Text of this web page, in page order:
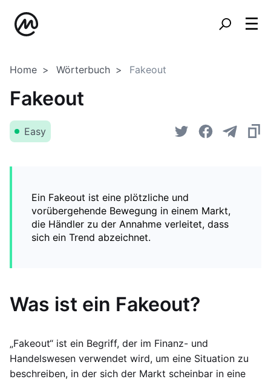
Home Wörterbuch Fakeout
Fakeout
Easy
Ein Fakeout ist eine plötzliche und
vorübergehende Bewegung in einem Markt,
die Händler zu der Annahme verleitet, dass
sich ein Trend abzeichnet.
Was ist ein Fakeout?
„Fakeout“ ist ein Begriff, der im Finanz- und
Handelswesen verwendet wird, um eine Situation zu
beschreiben, in der sich der Markt scheinbar in eine